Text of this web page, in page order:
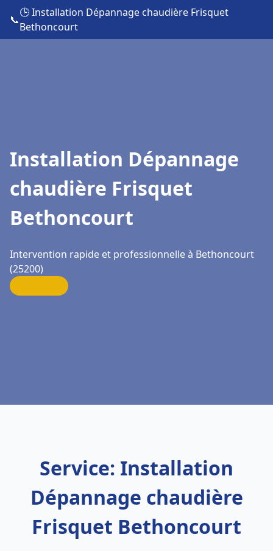
📞
🕒 Installation Dépannage chaudière Frisquet
Bethoncourt
Installation Dépannage
chaudière Frisquet
Bethoncourt
Intervention rapide et professionnelle à Bethoncourt
(25200)
Service: Installation
Dépannage chaudière
Frisquet Bethoncourt